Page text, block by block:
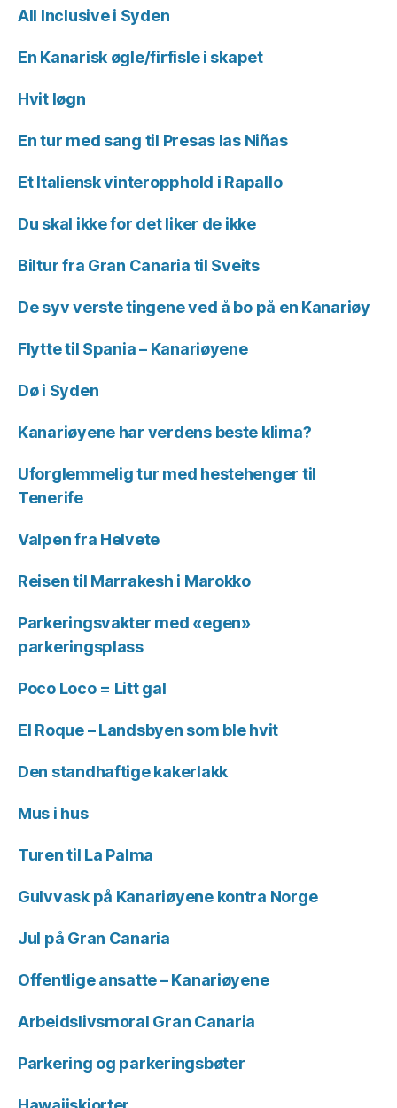
All Inclusive i Syden
En Kanarisk øgle/firfisle i skapet
Hvit løgn
En tur med sang til Presas las Niñas
Et Italiensk vinteropphold i Rapallo
Du skal ikke for det liker de ikke
Biltur fra Gran Canaria til Sveits
De syv verste tingene ved å bo på en Kanariøy
Flytte til Spania – Kanariøyene
Dø i Syden
Kanariøyene har verdens beste klima?
Uforglemmelig tur med hestehenger til
Tenerife
Valpen fra Helvete
Reisen til Marrakesh i Marokko
Parkeringsvakter med «egen»
parkeringsplass
Poco Loco = Litt gal
El Roque – Landsbyen som ble hvit
Den standhaftige kakerlakk
Mus i hus
Turen til La Palma
Gulvvask på Kanariøyene kontra Norge
Jul på Gran Canaria
Offentlige ansatte – Kanariøyene
Arbeidslivsmoral Gran Canaria
Parkering og parkeringsbøter